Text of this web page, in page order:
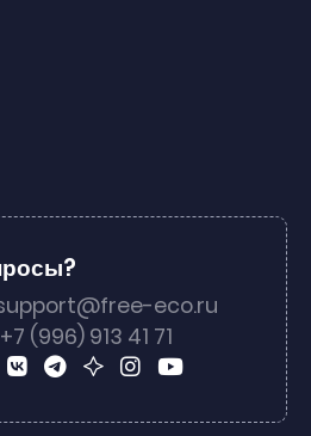
eco.ru
+7 (996) 913 41 71